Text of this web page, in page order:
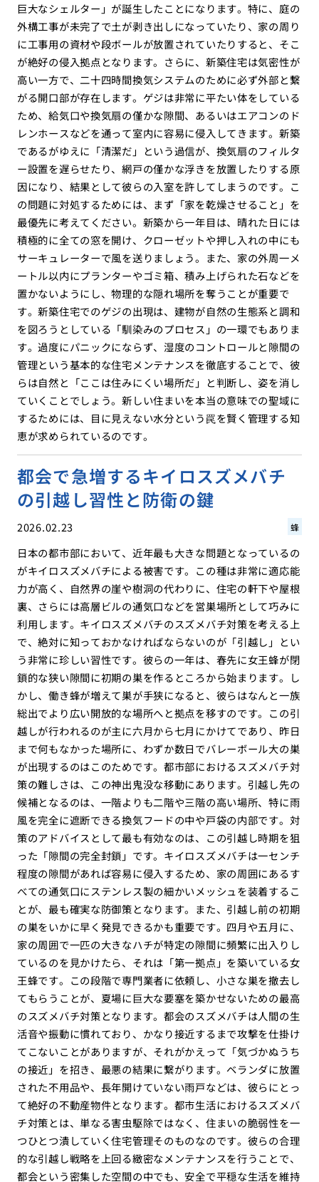
巨大なシェルター」が誕生したことになります。特に、庭の
外構工事が未完了で土が剥き出しになっていたり、家の周り
に工事用の資材や段ボールが放置されていたりすると、そこ
が絶好の侵入拠点となります。さらに、新築住宅は気密性が
高い一方で、二十四時間換気システムのために必ず外部と繋
がる開口部が存在します。ゲジは非常に平たい体をしている
ため、給気口や換気扇の僅かな隙間、あるいはエアコンのド
レンホースなどを通って室内に容易に侵入してきます。新築
であるがゆえに「清潔だ」という過信が、換気扇のフィルタ
ー設置を遅らせたり、網戸の僅かな浮きを放置したりする原
因になり、結果として彼らの入室を許してしまうのです。こ
の問題に対処するためには、まず「家を乾燥させること」を
最優先に考えてください。新築から一年目は、晴れた日には
積極的に全ての窓を開け、クローゼットや押し入れの中にも
サーキュレーターで風を送りましょう。また、家の外周一メ
ートル以内にプランターやゴミ箱、積み上げられた石などを
置かないようにし、物理的な隠れ場所を奪うことが重要で
す。新築住宅でのゲジの出現は、建物が自然の生態系と調和
を図ろうとしている「馴染みのプロセス」の一環でもありま
す。過度にパニックにならず、湿度のコントロールと隙間の
管理という基本的な住宅メンテナンスを徹底することで、彼
らは自然と「ここは住みにくい場所だ」と判断し、姿を消し
ていくことでしょう。新しい住まいを本当の意味での聖域に
するためには、目に見えない水分という罠を賢く管理する知
恵が求められているのです。
都会で急増するキイロスズメバチ
の引越し習性と防衛の鍵
2026.02.23 蜂
日本の都市部において、近年最も大きな問題となっているの
がキイロスズメバチによる被害です。この種は非常に適応能
力が高く、自然界の崖や樹洞の代わりに、住宅の軒下や屋根
裏、さらには高層ビルの通気口などを営巣場所として巧みに
利用します。キイロスズメバチのスズメバチ対策を考える上
で、絶対に知っておかなければならないのが「引越し」とい
う非常に珍しい習性です。彼らの一年は、春先に女王蜂が閉
鎖的な狭い隙間に初期の巣を作るところから始まります。し
かし、働き蜂が増えて巣が手狭になると、彼らはなんと一族
総出でより広い開放的な場所へと拠点を移すのです。この引
越しが行われるのが主に六月から七月にかけてであり、昨日
まで何もなかった場所に、わずか数日でバレーボール大の巣
が出現するのはこのためです。都市部におけるスズメバチ対
策の難しさは、この神出鬼没な移動にあります。引越し先の
候補となるのは、一階よりも二階や三階の高い場所、特に雨
風を完全に遮断できる換気フードの中や戸袋の内部です。対
策のアドバイスとして最も有効なのは、この引越し時期を狙
った「隙間の完全封鎖」です。キイロスズメバチは一センチ
程度の隙間があれば容易に侵入するため、家の周囲にあるす
べての通気口にステンレス製の細かいメッシュを装着するこ
とが、最も確実な防御策となります。また、引越し前の初期
の巣をいかに早く発見できるかも重要です。四月や五月に、
家の周囲で一匹の大きなハチが特定の隙間に頻繁に出入りし
ているのを見かけたら、それは「第一拠点」を築いている女
王蜂です。この段階で専門業者に依頼し、小さな巣を撤去し
てもらうことが、夏場に巨大な要塞を築かせないための最高
のスズメバチ対策となります。都会のスズメバチは人間の生
活音や振動に慣れており、かなり接近するまで攻撃を仕掛け
てこないことがありますが、それがかえって「気づかぬうち
の接近」を招き、最悪の結果に繋がります。ベランダに放置
された不用品や、長年開けていない雨戸などは、彼らにとっ
て絶好の不動産物件となります。都市生活におけるスズメバ
チ対策とは、単なる害虫駆除ではなく、住まいの脆弱性を一
つひとつ潰していく住宅管理そのものなのです。彼らの合理
的な引越し戦略を上回る緻密なメンテナンスを行うことで、
都会という密集した空間の中でも、安全で平穏な生活を維持